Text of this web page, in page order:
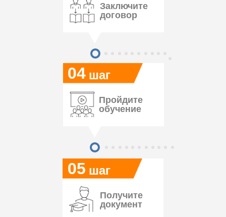
05
04 шаг
шаг
Заключите
договор
Пройдите
обучение
Получите
документ